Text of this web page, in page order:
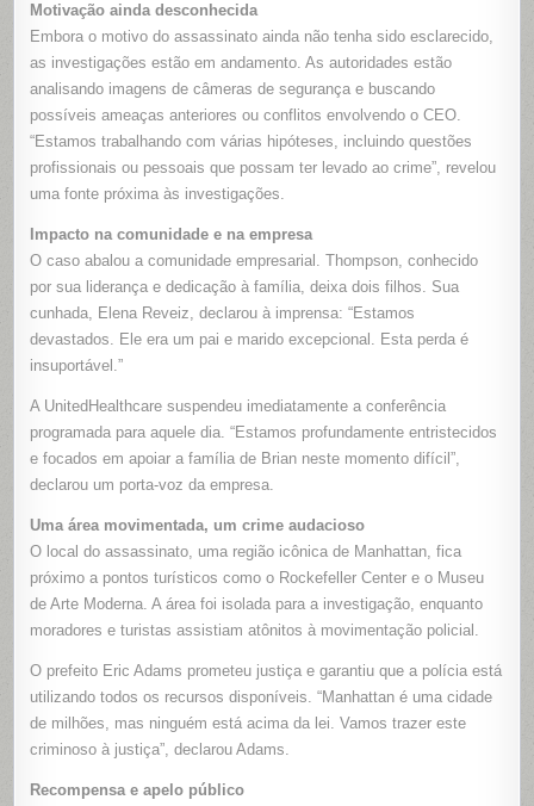
Motivação ainda desconhecida
Embora o motivo do assassinato ainda não tenha sido esclarecido,
as investigações estão em andamento. As autoridades estão
analisando imagens de câmeras de segurança e buscando
possíveis ameaças anteriores ou conflitos envolvendo o CEO.
“Estamos trabalhando com várias hipóteses, incluindo questões
profissionais ou pessoais que possam ter levado ao crime”, revelou
uma fonte próxima às investigações.
Impacto na comunidade e na empresa
O caso abalou a comunidade empresarial. Thompson, conhecido
por sua liderança e dedicação à família, deixa dois filhos. Sua
cunhada, Elena Reveiz, declarou à imprensa: “Estamos
devastados. Ele era um pai e marido excepcional. Esta perda é
insuportável.”
A UnitedHealthcare suspendeu imediatamente a conferência
programada para aquele dia. “Estamos profundamente entristecidos
e focados em apoiar a família de Brian neste momento difícil”,
declarou um porta-voz da empresa.
Uma área movimentada, um crime audacioso
O local do assassinato, uma região icônica de Manhattan, fica
próximo a pontos turísticos como o Rockefeller Center e o Museu
de Arte Moderna. A área foi isolada para a investigação, enquanto
moradores e turistas assistiam atônitos à movimentação policial.
O prefeito Eric Adams prometeu justiça e garantiu que a polícia está
utilizando todos os recursos disponíveis. “Manhattan é uma cidade
de milhões, mas ninguém está acima da lei. Vamos trazer este
criminoso à justiça”, declarou Adams.
Recompensa e apelo público